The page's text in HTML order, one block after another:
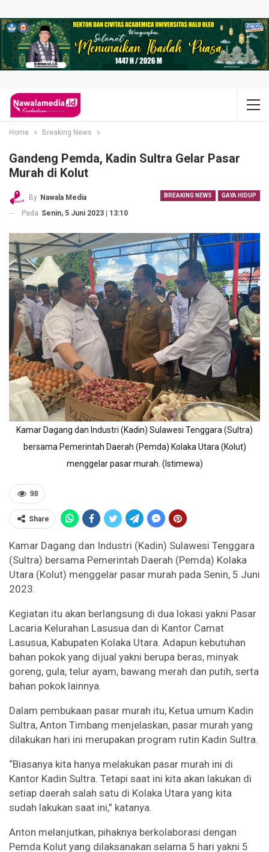
Home Breaking News
Gandeng Pemda, Kadin Sultra Gelar Pasar
Murah di Kolut
BREAKING NEWS GAYA HIDUP
By Nawala Media
Pada Senin, 5 Juni 2023 | 13:10
Kamar Dagang dan Industri (Kadin) Sulawesi Tenggara (Sultra)
bersama Pemerintah Daerah (Pemda) Kolaka Utara (Kolut)
menggelar pasar murah. (Istimewa)
98
Share
Kamar Dagang dan Industri (Kadin) Sulawesi Tenggara
(Sultra) bersama Pemerintah Daerah (Pemda) Kolaka
Utara (Kolut) menggelar pasar murah pada Senin, 5 Juni
2023.
Kegiatan itu akan berlangsung di dua lokasi yakni Pasar
Lacaria Kelurahan Lasusua dan di Kantor Camat
Lasusua, Kabupaten Kolaka Utara. Adapun kebutuhan
bahan pokok yang dijual yakni berupa beras, minyak
goreng, gula, telur ayam, bawang merah dan putih, serta
bahan pokok lainnya.
Dalam pembukaan pasar murah itu, Ketua umum Kadin
Sultra, Anton Timbang menjelaskan, pasar murah yang
dilakukan hari ini merupakan program rutin Kadin Sultra.
“Biasanya kita hanya melakukan pasar murah ini di
Kantor Kadin Sultra. Tetapi saat ini kita akan lakukan di
setiap daerah salah satu di Kolaka Utara yang kita
sudah lakukan saat ini,” katanya.
Anton melanjutkan, pihaknya berkolaborasi dengan
Pemda Kolut yang dilaksanakan selama 5 hari yakni 5